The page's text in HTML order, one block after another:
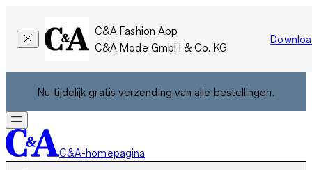
C&A Fashion App
C&A Mode GmbH & Co. KG
Nu tijdelijk gratis verzending van alle bestellingen.
C&A-homepagina